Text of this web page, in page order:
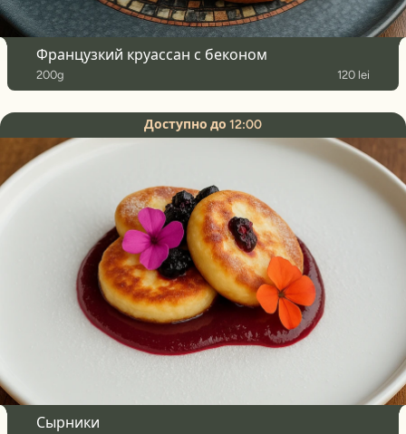
Французкий круассан с беконом
200g 120 lei
Доступно до 12:00
Сырники